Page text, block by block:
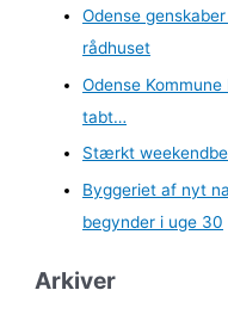
Odense
rådhuset
Odense
tabt…
Stærkt
Byggeriet af nyt
begynder i uge 30
Arkiver